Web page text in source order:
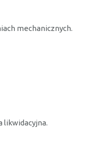
mechanicznych.
likwidacyjna.